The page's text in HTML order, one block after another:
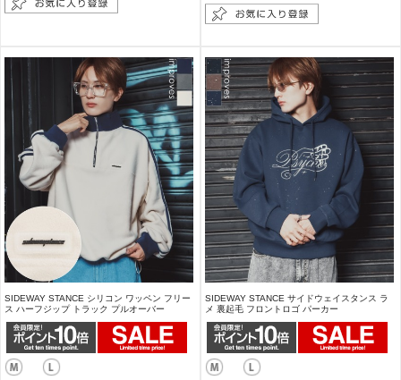
SIDEWAY STANCE シリコン ワッペン フリー
ス ハーフジップ トラック プルオーバー
SIDEWAY STANCE サイドウェイスタンス ラ
メ 裏起毛 フロントロゴ パーカー